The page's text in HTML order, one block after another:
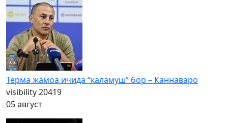
Терма жамоа ичида “каламуш” бор – Каннаваро
visibility20419
05 август